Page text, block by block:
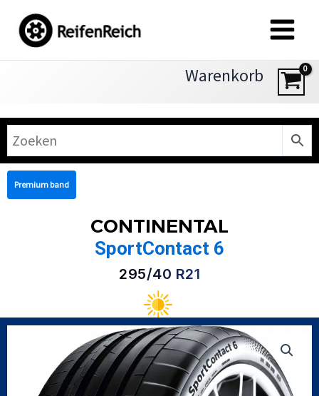
Inhalt
springen
Warenkorb
Premium band
CONTINENTAL
SportContact 6
295/40 R21